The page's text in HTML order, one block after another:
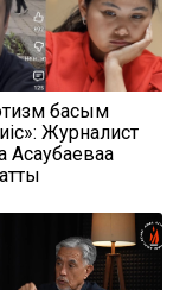
басым
Журналист
Асаубаеваға